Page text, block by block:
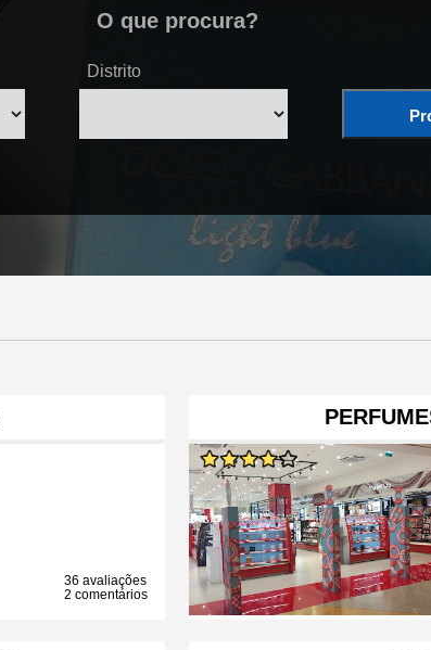
O que procura?
Distrito
36 avaliações
2 comentários